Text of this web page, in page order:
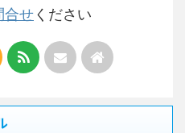
合せください